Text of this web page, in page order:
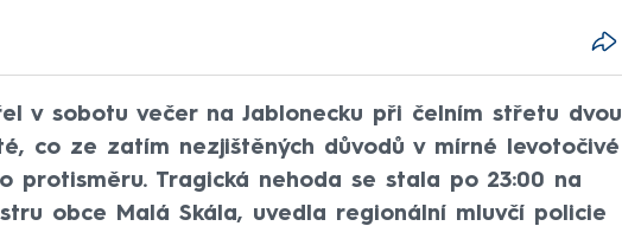
v sobotu večer na Jablonecku při čelním střetu dvou
co ze zatím nezjištěných důvodů v mírné levotočivé
protisměru. Tragická nehoda se stala po 23:00 na
obce Malá Skála, uvedla regionální mluvčí policie